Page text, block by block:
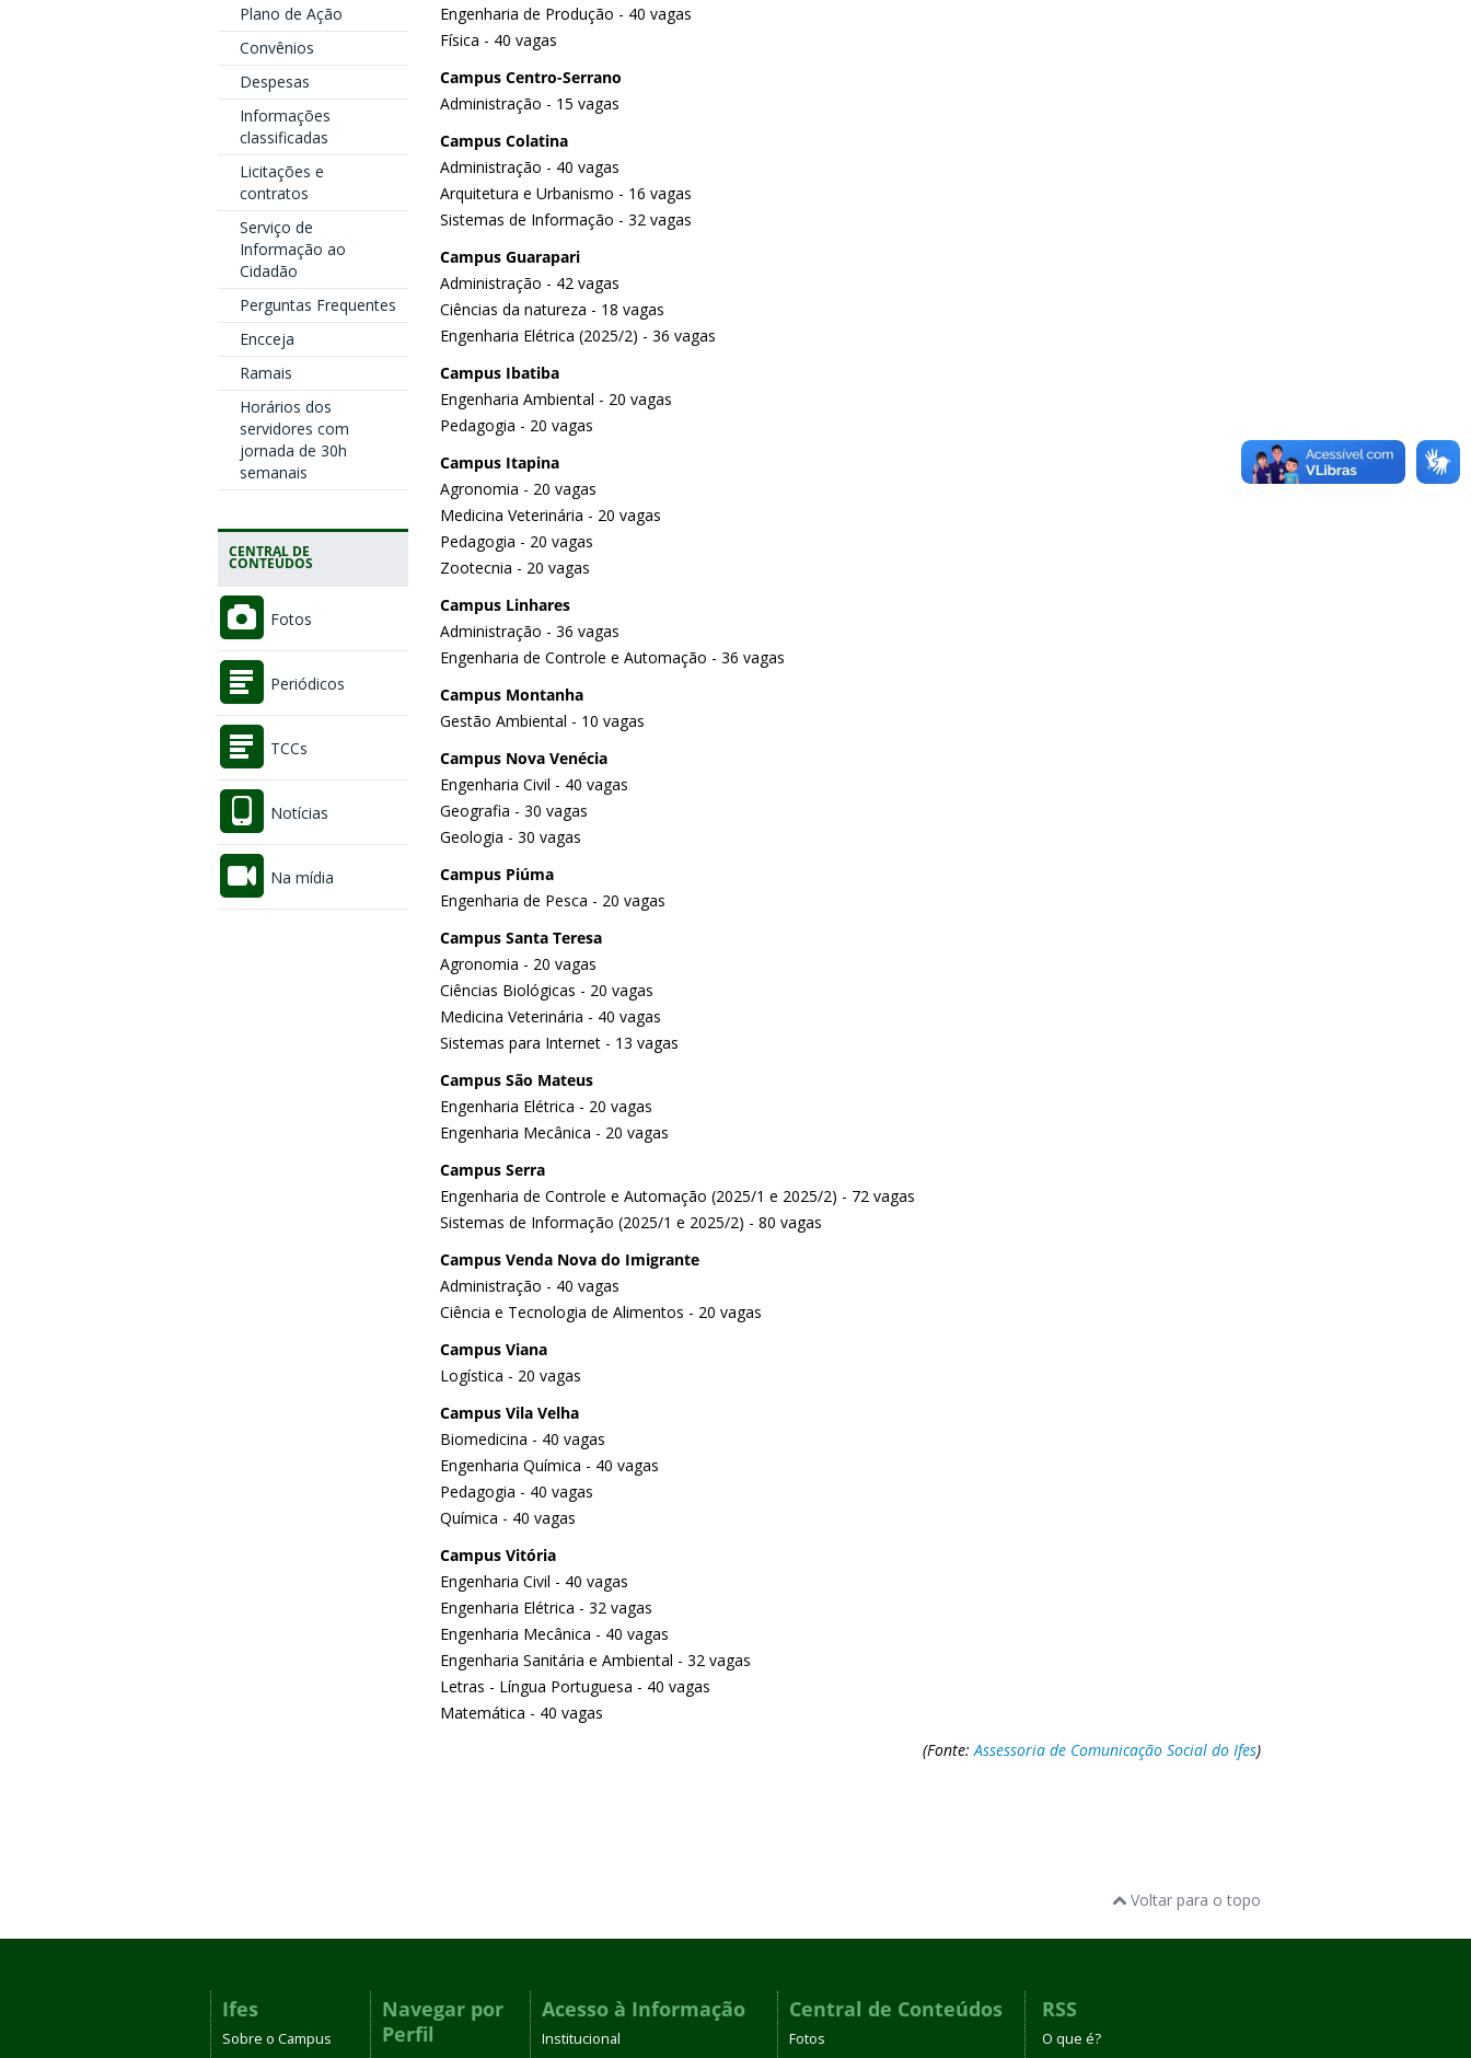
Plano de Ação
Convênios
Despesas
Informações
classificadas
Licitações e
contratos
Serviço de
Informação ao
Cidadão
Perguntas Frequentes
Encceja
Ramais
Horários dos
servidores com
jornada de 30h
semanais
CENTRAL DE
CONTEÚDOS
Fotos
Periódicos
TCCs
Notícias
Na mídia
Engenharia de Produção - 40 vagas
Física - 40 vagas
Campus Centro-Serrano
Administração - 15 vagas
Campus Colatina
Administração - 40 vagas
Arquitetura e Urbanismo - 16 vagas
Sistemas de Informação - 32 vagas
Campus Guarapari
Administração - 42 vagas
Ciências da natureza - 18 vagas
Engenharia Elétrica (2025/2) - 36 vagas
Campus Ibatiba
Engenharia Ambiental - 20 vagas
Pedagogia - 20 vagas
Campus Itapina
Agronomia - 20 vagas
Medicina Veterinária - 20 vagas
Pedagogia - 20 vagas
Zootecnia - 20 vagas
Campus Linhares
Administração - 36 vagas
Engenharia de Controle e Automação - 36 vagas
Campus Montanha
Gestão Ambiental - 10 vagas
Campus Nova Venécia
Engenharia Civil - 40 vagas
Geografia - 30 vagas
Geologia - 30 vagas
Campus Piúma
Engenharia de Pesca - 20 vagas
Campus Santa Teresa
Agronomia - 20 vagas
Ciências Biológicas - 20 vagas
Medicina Veterinária - 40 vagas
Sistemas para Internet - 13 vagas
Campus São Mateus
Engenharia Elétrica - 20 vagas
Engenharia Mecânica - 20 vagas
Campus Serra
Engenharia de Controle e Automação (2025/1 e 2025/2) - 72 vagas
Sistemas de Informação (2025/1 e 2025/2) - 80 vagas
Campus Venda Nova do Imigrante
Administração - 40 vagas
Ciência e Tecnologia de Alimentos - 20 vagas
Campus Viana
Logística - 20 vagas
Campus Vila Velha
Biomedicina - 40 vagas
Engenharia Química - 40 vagas
Pedagogia - 40 vagas
Química - 40 vagas
Campus Vitória
Engenharia Civil - 40 vagas
Engenharia Elétrica - 32 vagas
Engenharia Mecânica - 40 vagas
Engenharia Sanitária e Ambiental - 32 vagas
Letras - Língua Portuguesa - 40 vagas
Matemática - 40 vagas
(Fonte:Assessoria de Comunicação Social do Ifes)
Voltar para o topo
Ifes
Sobre o Campus
Navegar por
Perfil
Acesso à Informação
Institucional
Central de Conteúdos
Fotos
RSS
O que é?